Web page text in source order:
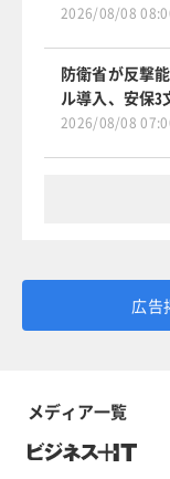
2026/08/08
防衛省が反撃
ル導入、安保3
2026/08/08
広告
メディア一覧